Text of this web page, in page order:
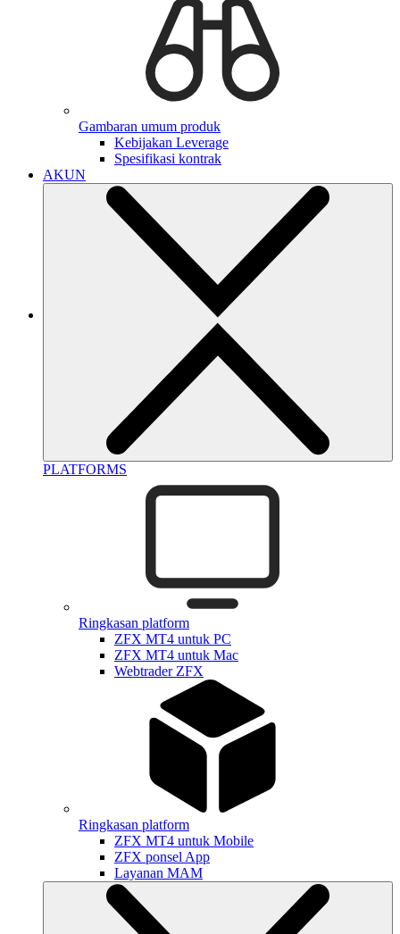
Gambaran umum produk
Kebijakan Leverage
Spesifikasi kontrak
AKUN
PLATFORMS
Ringkasan platform
ZFX MT4 untuk PC
ZFX MT4 untuk Mac
Webtrader ZFX
Ringkasan platform
ZFX MT4 untuk Mobile
ZFX ponsel App
Layanan MAM